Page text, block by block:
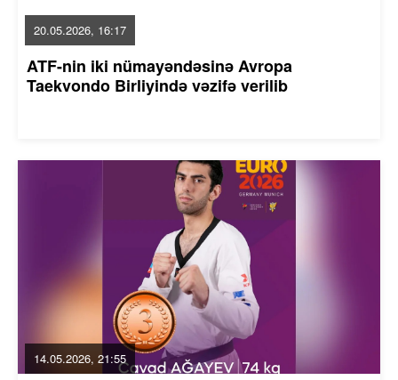
20.05.2026, 16:17
ATF-nin iki nümayəndəsinə Avropa
Taekvondo Birliyində vəzifə verilib
14.05.2026, 21:55